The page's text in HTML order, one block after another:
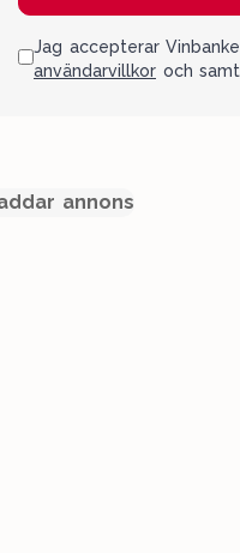
Jag accepterar
användarvillkor och
annons